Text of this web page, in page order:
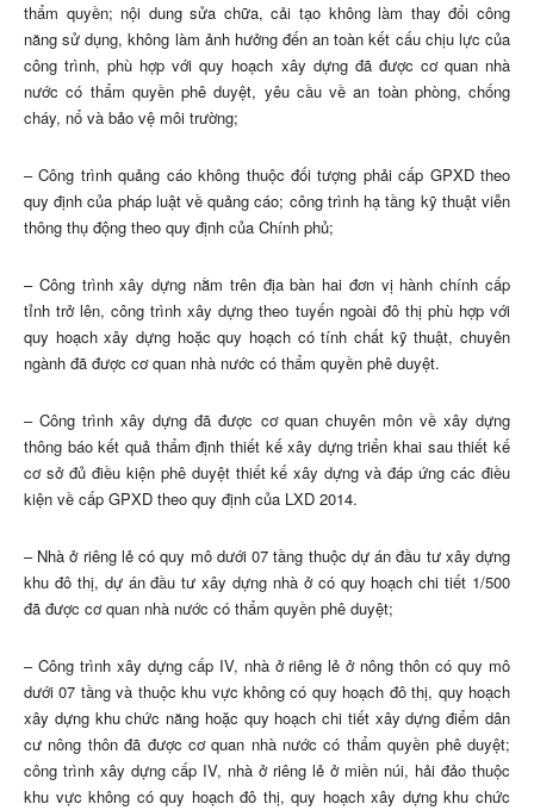
thẩm quyền; nội dung sửa chữa, cải tạo không làm thay đổi công
năng sử dụng, không làm ảnh hưởng đến an toàn kết cấu chịu lực của
công trình, phù hợp với quy hoạch xây dựng đã được cơ quan nhà
nước có thẩm quyền phê duyệt, yêu cầu về an toàn phòng, chống
cháy, nổ và bảo vệ môi trường;
– Công trình quảng cáo không thuộc đối tượng phải cấp GPXD theo
quy định của pháp luật về quảng cáo; công trình hạ tầng kỹ thuật viễn
thông thụ động theo quy định của Chính phủ;
– Công trình xây dựng nằm trên địa bàn hai đơn vị hành chính cấp
tỉnh trở lên, công trình xây dựng theo tuyến ngoài đô thị phù hợp với
quy hoạch xây dựng hoặc quy hoạch có tính chất kỹ thuật, chuyên
ngành đã được cơ quan nhà nước có thẩm quyền phê duyệt.
– Công trình xây dựng đã được cơ quan chuyên môn về xây dựng
thông báo kết quả thẩm định thiết kế xây dựng triển khai sau thiết kế
cơ sở đủ điều kiện phê duyệt thiết kế xây dựng và đáp ứng các điều
kiện về cấp GPXD theo quy định của LXD 2014.
– Nhà ở riêng lẻ có quy mô dưới 07 tầng thuộc dự án đầu tư xây dựng
khu đô thị, dự án đầu tư xây dựng nhà ở có quy hoạch chi tiết 1/500
đã được cơ quan nhà nước có thẩm quyền phê duyệt;
– Công trình xây dựng cấp IV, nhà ở riêng lẻ ở nông thôn có quy mô
dưới 07 tầng và thuộc khu vực không có quy hoạch đô thị, quy hoạch
xây dựng khu chức năng hoặc quy hoạch chi tiết xây dựng điểm dân
cư nông thôn đã được cơ quan nhà nước có thẩm quyền phê duyệt;
công trình xây dựng cấp IV, nhà ở riêng lẻ ở miền núi, hải đảo thuộc
khu vực không có quy hoạch đô thị, quy hoạch xây dựng khu chức